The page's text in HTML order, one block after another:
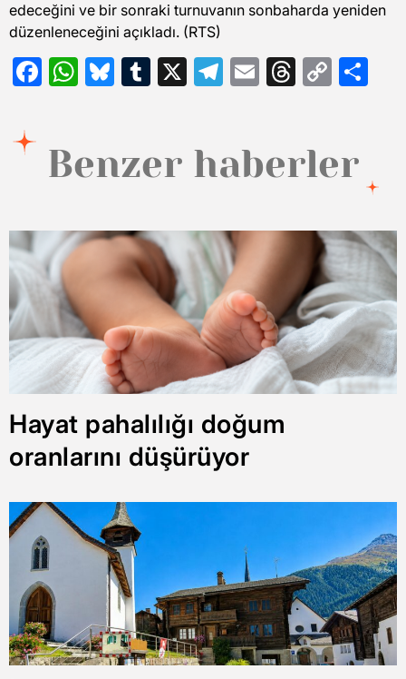
edeceğini ve bir sonraki turnuvanın sonbaharda yeniden
düzenleneceğini açıkladı. (RTS)
Facebook
WhatsApp
Bluesky
Tumblr
X Telegram
EmailThreads
Copy
Benzer haberler
Hayat pahalılığı doğum
oranlarını düşürüyor